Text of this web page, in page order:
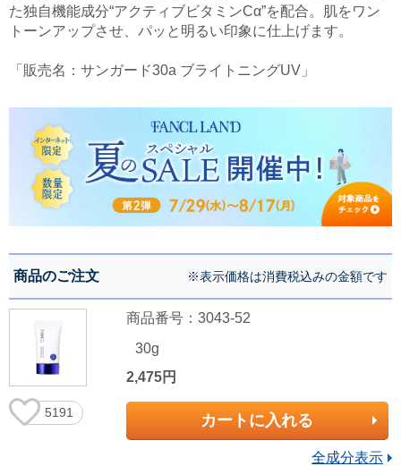
た独自機能成分“アクティブビタミンCα”を配合。肌をワン
トーンアップさせ、パッと明るい印象に仕上げます。
「販売名：サンガード30a ブライトニングUV」
商品のご注文 ※表示価格は消費税込みの金額です
5191
商品番号：3043-52
30g
2,475円
カートに入れる
全成分表示